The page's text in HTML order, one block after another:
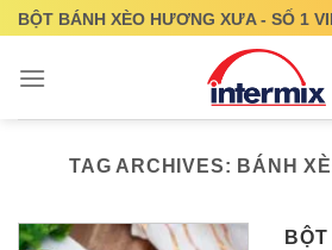
Skip
content
BỘT BÁNH XÈO HƯƠNG XƯA - SỐ 1
TAG ARCHIVES: BÁNH